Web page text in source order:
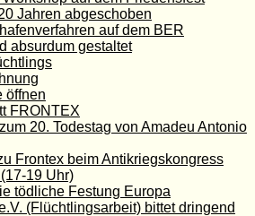
Jahren abgeschoben
auf dem BER
absurdum gestaltet
öffnen
FRONTEX
20. Todestag von Amadeu Antonio
Frontex beim Antikriegskongress
19 Uhr)
tödliche Festung Europa
(Flüchtlingsarbeit) bittet dringend